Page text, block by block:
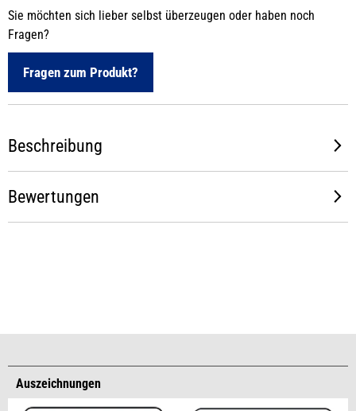
Sie möchten sich lieber selbst überzeugen oder haben noch
Fragen?
Fragen zum Produkt?
Beschreibung
Bewertungen
Auszeichnungen